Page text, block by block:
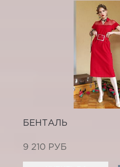
БЕНТАЛЬ
9 210 РУБ